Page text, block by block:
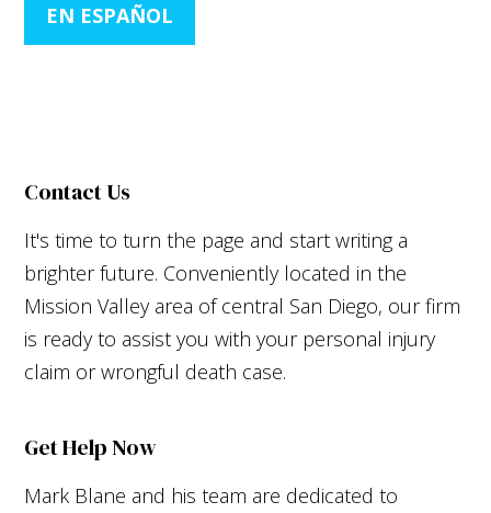
EN ESPAÑOL
Contact Us
It's time to turn the page and start writing a
brighter future. Conveniently located in the
Mission Valley area of central San Diego, our firm
is ready to assist you with your personal injury
claim or wrongful death case.
Get Help Now
Mark Blane and his team are dedicated to